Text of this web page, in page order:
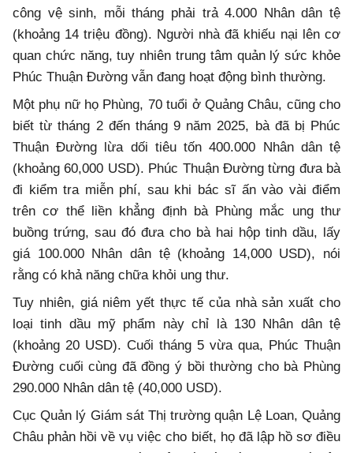
công vệ sinh, mỗi tháng phải trả 4.000 Nhân dân tệ
(khoảng 14 triệu đồng). Người nhà đã khiếu nại lên cơ
quan chức năng, tuy nhiên trung tâm quản lý sức khỏe
Phúc Thuận Đường vẫn đang hoạt động bình thường.
Một phụ nữ họ Phùng, 70 tuổi ở Quảng Châu, cũng cho
biết từ tháng 2 đến tháng 9 năm 2025, bà đã bị Phúc
Thuận Đường lừa dối tiêu tốn 400.000 Nhân dân tệ
(khoảng 60,000 USD). Phúc Thuận Đường từng đưa bà
đi kiểm tra miễn phí, sau khi bác sĩ ấn vào vài điểm
trên cơ thể liền khẳng định bà Phùng mắc ung thư
buồng trứng, sau đó đưa cho bà hai hộp tinh dầu, lấy
giá 100.000 Nhân dân tệ (khoảng 14,000 USD), nói
rằng có khả năng chữa khỏi ung thư.
Tuy nhiên, giá niêm yết thực tế của nhà sản xuất cho
loại tinh dầu mỹ phẩm này chỉ là 130 Nhân dân tệ
(khoảng 20 USD). Cuối tháng 5 vừa qua, Phúc Thuận
Đường cuối cùng đã đồng ý bồi thường cho bà Phùng
290.000 Nhân dân tệ (40,000 USD).
Cục Quản lý Giám sát Thị trường quận Lệ Loan, Quảng
Châu phản hồi về vụ việc cho biết, họ đã lập hồ sơ điều